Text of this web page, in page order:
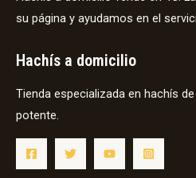
su página y ayudamos en el
Hachís a domicilio
Tienda especializada en hachís
potente.